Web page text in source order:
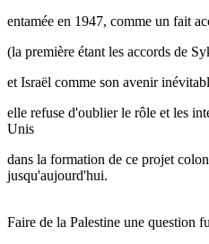
entamée en 1947, comme un fait
(la première étant les accords de
et Israël comme son avenir
elle refuse d'oublier le rôle et les
Unis
dans la formation de ce projet
jusqu'aujourd'hui.
Faire de la Palestine une question